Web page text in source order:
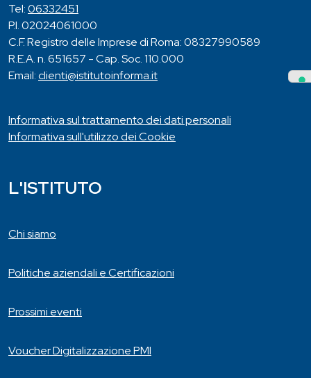
Tel:06332451
P.I. 02024061000
C.F. Registro delle Imprese di Roma: 08327990589
R.E.A. n. 651657 - Cap. Soc. 110.000
Email:clienti@istitutoinforma.it
Informativa sul trattamento dei dati personali
Informativa sull'utilizzo dei Cookie
L'ISTITUTO
Chi siamo
Politiche aziendali e Certificazioni
Prossimi eventi
Voucher Digitalizzazione PMI